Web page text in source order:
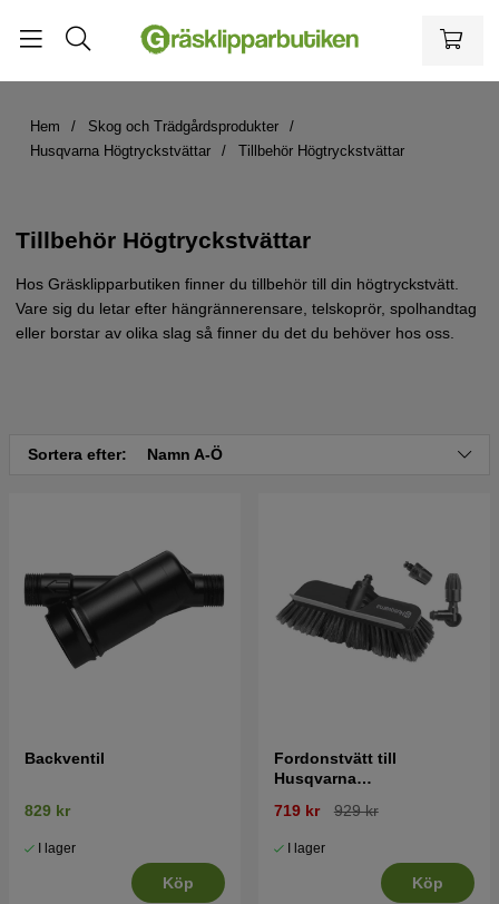
Hem
Skog och Trädgårdsprodukter
Husqvarna Högtryckstvättar
Tillbehör Högtryckstvättar
Tillbehör Högtryckstvättar
Hos Gräsklipparbutiken finner du tillbehör till din högtryckstvätt.
Vare sig du letar efter hängrännerensare, telskoprör, spolhandtag
eller borstar av olika slag så finner du det du behöver hos oss.
Sortera efter: Namn A-Ö
Backventil
829 kr
I lager
Köp
Fordonstvätt till
Husqvarna
719 kr 929 kr
I lager
Köp